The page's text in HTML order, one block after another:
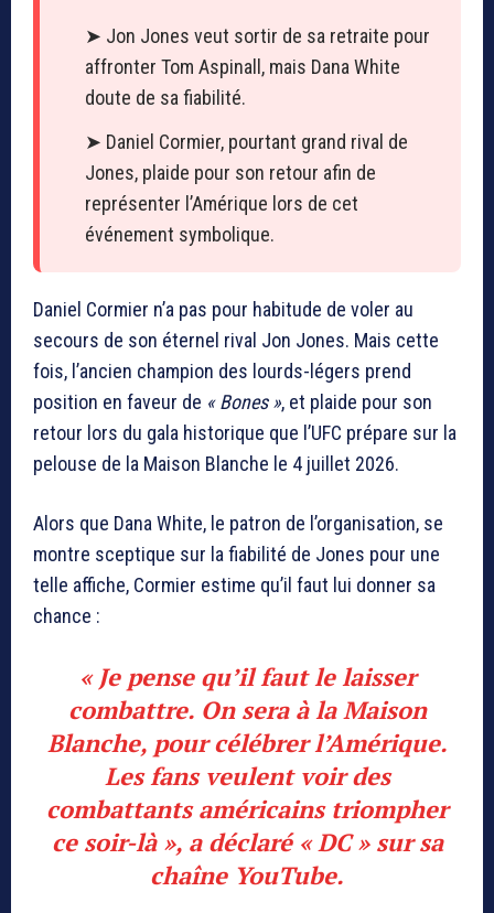
➤ Jon Jones veut sortir de sa retraite pour
affronter Tom Aspinall, mais Dana White
doute de sa fiabilité.
➤ Daniel Cormier, pourtant grand rival de
Jones, plaide pour son retour afin de
représenter l’Amérique lors de cet
événement symbolique.
Daniel Cormier n’a pas pour habitude de voler au
secours de son éternel rival Jon Jones. Mais cette
fois, l’ancien champion des lourds-légers prend
position en faveur de « Bones », et plaide pour son
retour lors du gala historique que l’UFC prépare sur la
pelouse de la Maison Blanche le 4 juillet 2026.
Alors que Dana White, le patron de l’organisation, se
montre sceptique sur la fiabilité de Jones pour une
telle affiche, Cormier estime qu’il faut lui donner sa
chance :
« Je pense qu’il faut le laisser
combattre. On sera à la Maison
Blanche, pour célébrer l’Amérique.
Les fans veulent voir des
combattants américains triompher
ce soir-là », a déclaré « DC » sur sa
chaîne YouTube.